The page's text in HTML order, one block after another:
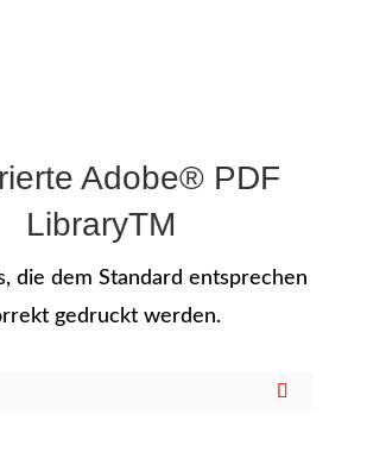
Adobe® PDF
LibraryTM
die dem Standard entsprechen
gedruckt werden.